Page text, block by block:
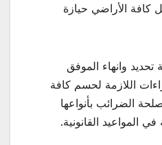
كافة الأراضي حيازة
وانهاء الموفق
اللازمة لحسم كافة
الضرائب بأنواعها
المواعيد القانونية.